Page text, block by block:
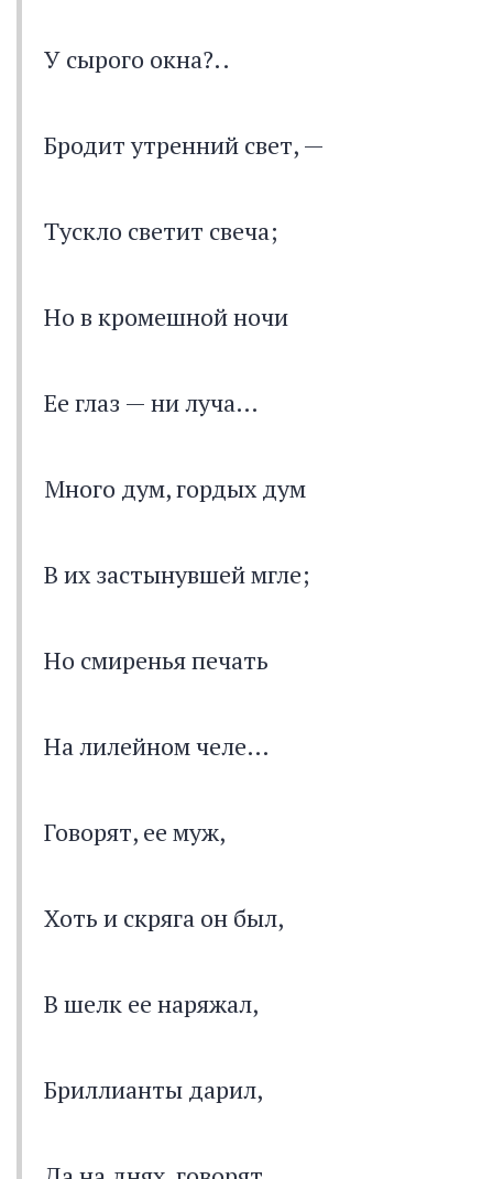
У сырого окна?..
Бродит утренний свет, —
Тускло светит свеча;
Но в кромешной ночи
Ее глаз — ни луча…
Много дум, гордых дум
В их застынувшей мгле;
Но смиренья печать
На лилейном челе…
Говорят, ее муж,
Хоть и скряга он был,
В шелк ее наряжал,
Бриллианты дарил,